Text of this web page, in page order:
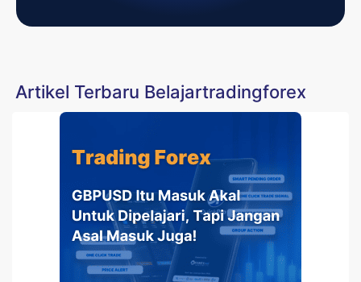
Artikel Terbaru Belajartradingforex